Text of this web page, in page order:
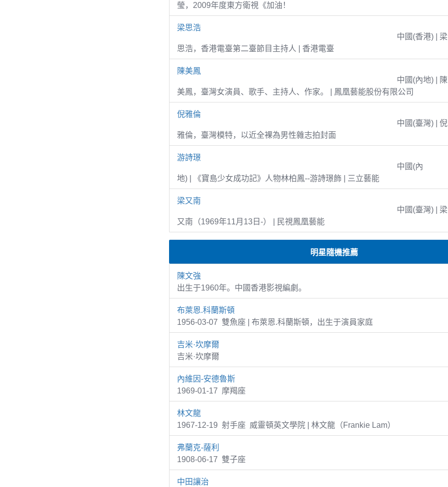
瑩，2009年度東方衛視《加油！
梁思浩
中國(香港) | 梁
思浩，香港電臺第二臺節目主持人 | 香港電臺
陳美鳳
中國(內地) | 陳
美鳳，臺灣女演員、歌手、主持人、作家。 | 鳳凰藝能股份有限公司
倪雅倫
中國(臺灣) | 倪
雅倫，臺灣模特，以近全裸為男性雜志拍封面
游詩璟
中國(內
地) | 《寶島少女成功記》人物林柏鳳--游詩璟飾 | 三立藝能
梁又南
中國(臺灣) | 梁
又南（1969年11月13日-） | 民視鳳凰藝能
明星隨機推薦
陳文強
出生于1960年。中國香港影視編劇。
布萊恩.科蘭斯頓
1956-03-07 雙魚座 | 布萊恩.科蘭斯頓，出生于演員家庭
吉米·坎摩爾
吉米·坎摩爾
內維因-安德魯斯
1969-01-17 摩羯座
林文龍
1967-12-19 射手座 威靈頓英文學院 | 林文龍（Frankie Lam）
弗蘭克-薩利
1908-06-17 雙子座
中田讓治